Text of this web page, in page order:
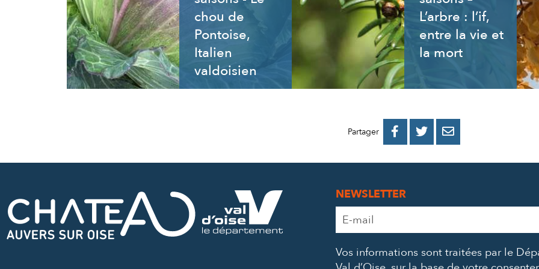
chou de
Pontoise,
Italien
valdoisien
L’arbre : l’if,
entre la vie et
la mort
Partager 
PARTAGER
PARTAGER
PARTAGER
NEWSLETTER
Adresse
e-
*
Vos informations sont traitées par le